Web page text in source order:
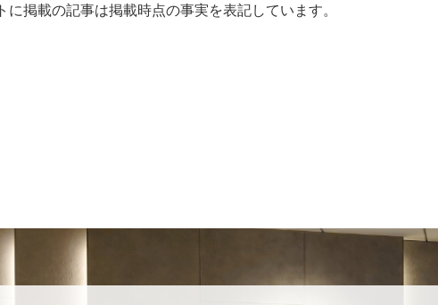
に掲載の記事は掲載時点の事実を表記しています。